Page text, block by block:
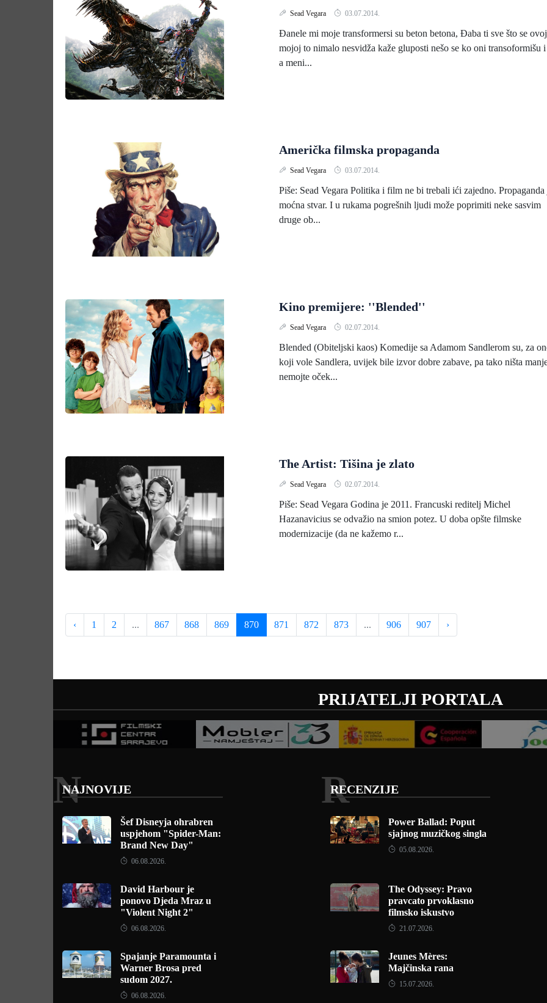
Sead Vegara 03.07.2014.
Đanele mi moje transformersi su beton betona, Đaba ti sve što se ovoj
mojoj to nimalo nesvidža kaže gluposti nešo se ko oni transoformišu i
a meni...
Američka filmska propaganda
Sead Vegara 03.07.2014.
Piše: Sead Vegara Politika i film ne bi trebali ići zajedno. Propaganda
moćna stvar. I u rukama pogrešnih ljudi može poprimiti neke sasvim
druge ob...
Kino premijere: ''Blended''
Sead Vegara 02.07.2014.
Blended (Obiteljski kaos) Komedije sa Adamom Sandlerom su, za
koji vole Sandlera, uvijek bile izvor dobre zabave, pa tako ništa
nemojte oček...
The Artist: Tišina je zlato
Sead Vegara 02.07.2014.
Piše: Sead Vegara Godina je 2011. Francuski reditelj Michel
Hazanavicius se odvažio na smion potez. U doba opšte filmske
modernizacije (da ne kažemo r...
‹ 1 2 ... 867 868 869 870 871 872 873 ... 906 907 ›
PRIJATELJI PORTALA
NAJNOVIJE
N
Šef Disneyja ohrabren
uspjehom "Spider-Man:
Brand New Day"
06.08.2026.
David Harbour je
ponovo Djeda Mraz u
"Violent Night 2"
06.08.2026.
Spajanje Paramounta i
Warner Brosa pred
sudom 2027.
06.08.2026.
RECENZIJE
R
Power Ballad: Poput
sjajnog muzičkog singla
05.08.2026.
The Odyssey: Pravo
pravcato prvoklasno
filmsko iskustvo
21.07.2026.
Jeunes Mères:
Majčinska rana
15.07.2026.